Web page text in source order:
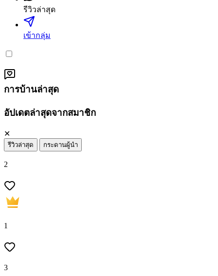
รีวิวล่าสุด
เข้ากลุ่ม
การบ้านล่าสุด
อัปเดตล่าสุดจากสมาชิก
✕
รีวิวล่าสุด กระดานผู้นำ
2
1
3